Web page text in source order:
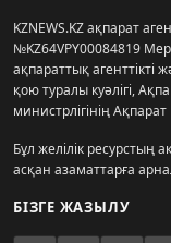
KZNEWS.KZ ақпарат
№KZ64VPY00084819
ақпараттық агенттікті
қою туралы куәлігі,
министрлігінің
Бұл желілік ресурстың
асқан азаматтарға
БІЗГЕ ЖАЗЫЛУ